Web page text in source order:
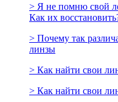
> Я не помню свой
Как их
> Почему так
линзы
> Как найти свои
> Как найти свои